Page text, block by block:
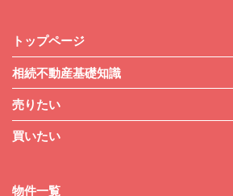
トップページ
相続不動産基礎知識
売りたい
買いたい
物件一覧